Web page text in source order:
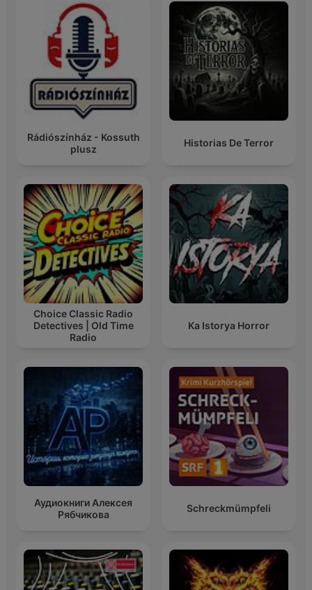
Rádiószínház - Kossuth
plusz
Historias De Terror
Choice Classic Radio
Detectives | Old Time
Radio
Ka Istorya Horror
Аудиокниги Алексея
Рябчикова
Schreckmümpfeli